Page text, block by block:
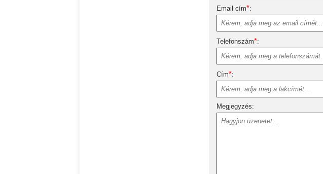
Email cím*:
Telefonszám*:
Cím*:
Megjegyzés: